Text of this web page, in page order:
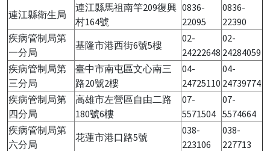
連江縣衛生局
連江縣馬祖南竿209復興
村164號
0836-
22095
0836-
22390
疾病管制局第
一分局
基隆市港西街6號5樓
02-
24222648
02-
24284059
疾病管制局第
三分局
臺中市南屯區文心南三
路20號2樓
04-
24725110
04-
24739774
疾病管制局第
四分局
高雄市左營區自由二路
180號6樓
07-
5571504
07-
5574664
疾病管制局第
六分局
花蓮市港口路5號
038-
223106
038-
227713